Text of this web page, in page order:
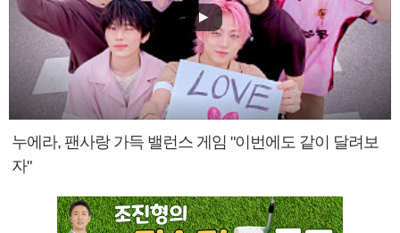
누에라, 팬사랑 가득 밸런스 게임 "이번에도 같이 달려보
자"